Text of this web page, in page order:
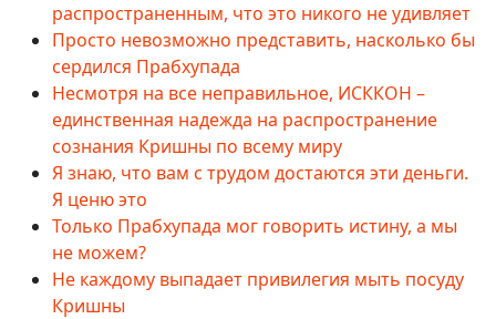
распространенным, что это никого не удивляет
Просто невозможно представить, насколько бы
сердился Прабхупада
Несмотря на все неправильное, ИСККОН –
единственная надежда на распространение
сознания Кришны по всему миру
Я знаю, что вам с трудом достаются эти деньги.
Я ценю это
Только Прабхупада мог говорить истину, а мы
не можем?
Не каждому выпадает привилегия мыть посуду
Кришны